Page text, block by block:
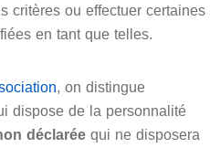
critères ou effectuer certaines
en tant que telles.
, on distingue
dispose de la personnalité
déclarée qui ne disposera